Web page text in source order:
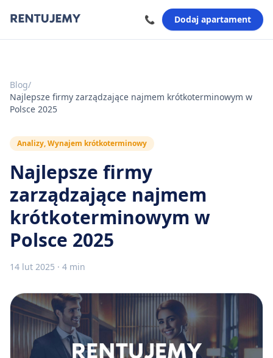
📞 Dodaj apartament
Blog/
Najlepsze firmy zarządzające najmem krótkoterminowym w
Polsce 2025
Analizy, Wynajem krótkoterminowy
Najlepsze firmy
zarządzające najmem
krótkoterminowym w
Polsce 2025
14 lut 2025 · 4 min